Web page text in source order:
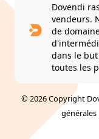
Dovendi
vendeurs.
de
dans le
toutes les
© 2026 Copyright
générales